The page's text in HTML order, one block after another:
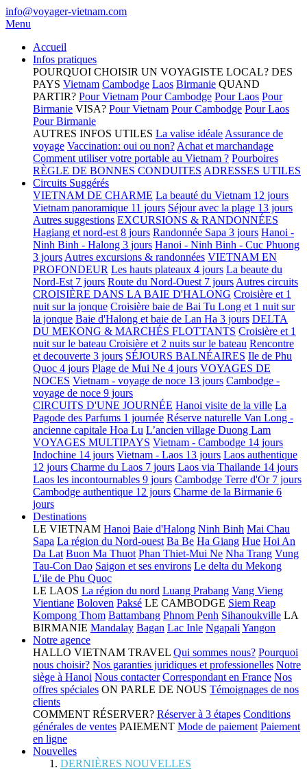
info@voyager-vietnam.com
Menu
Accueil
Infos pratiques
POURQUOI CHOISIR UN VOYAGISTE LOCAL? DES
PAYS Vietnam Cambodge Laos Birmanie QUAND
PARTIR? Pour Vietnam Pour Cambodge Pour Laos Pour
Birmanie VISA? Pour Vietnam Pour Cambodge Pour Laos
Pour Birmanie
AUTRES INFOS UTILES La valise idéale Assurance de
voyage Vaccination: oui ou non? Achat et marchandage
Comment utiliser votre portable au Vietnam ? Pourboires
RÈGLE DE BONNES CONDUITES ADRESSES UTILES
Circuits Suggérés
VIETNAM DE CHARME La beauté du Vietnam 12 jours
Vietnam panoramique 11 jours Séjour avec la plage 13 jours
Autres suggestions EXCURSIONS & RANDONNÉES
Hagiang et nord-est 8 jours Randonnée Sapa 3 jours Hanoi -
Ninh Binh - Halong 3 jours Hanoi - Ninh Binh - Cuc Phuong
3 jours Autres excursions & randonnées VIETNAM EN
PROFONDEUR Les hauts plateaux 4 jours La beaute du
Nord-Est 7 jours Route du Nord-Ouest 7 jours Autres circuits
CROISIÈRE DANS LA BAIE D'HALONG Croisière et 1
nuit sur la jonque Croisière baie de Bai Tu Long et 1 nuit sur
la jonque Baie d'Halong et baie de Lan Ha 3 jours DELTA
DU MEKONG & MARCHÉS FLOTTANTS Croisière et 1
nuit sur le bateau Croisière et 2 nuits sur le bateau Rencontre
et decouverte 3 jours SÉJOURS BALNÉAIRES Ile de Phu
Quoc 4 jours Plage de Mui Ne 4 jours VOYAGES DE
NOCES Vietnam - voyage de noce 13 jours Cambodge -
voyage de noce 9 jours
CIRCUITS D'UNE JOURNÉE Hanoi visite de la ville La
Pagode des Parfums 1 journée Réserve naturelle Van Long -
ancienne capitale Hoa Lu L’ancien village Duong Lam
VOYAGES MULTIPAYS Vietnam - Cambodge 14 jours
Indochine 14 jours Vietnam - Laos 13 jours Laos authentique
12 jours Charme du Laos 7 jours Laos via Thailande 14 jours
Laos les incontournables 9 jours Cambodge Terre d'Or 7 jours
Cambodge authentique 12 jours Charme de la Birmanie 6
jours
Destinations
LE VIETNAM Hanoi Baie d'Halong Ninh Binh Mai Chau
Sapa La région du Nord-ouest Ba Be Ha Giang Hue Hoi An
Da Lat Buon Ma Thuot Phan Thiet-Mui Ne Nha Trang Vung
Tau-Con Dao Saigon et ses environs Le delta du Mekong
L'ile de Phu Quoc
LE LAOS La région du nord Luang Prabang Vang Vieng
Vientiane Boloven Paksé LE CAMBODGE Siem Reap
Kompong Thom Battambang Phnom Penh Sihanoukville LA
BIRMANIE Mandalay Bagan Lac Inle Ngapali Yangon
Notre agence
HALLO VIETNAM TRAVEL Qui sommes nous? Pourquoi
nous choisir? Nos garanties juridiques et professionelles Notre
siège à Hanoi Nous contacter Correspondant en France Nos
offres spéciales ON PARLE DE NOUS Témoignages de nos
clients
COMMENT RÉSERVER? Réserver à 3 étapes Conditions
générales de ventes PAIEMENT Mode de paiement Paiement
en ligne
Nouvelles
DERNIÈRES NOUVELLES